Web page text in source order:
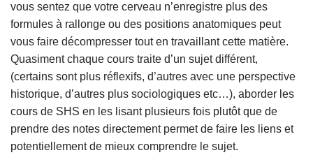
vous sentez que votre cerveau n’enregistre plus des
formules à rallonge ou des positions anatomiques peut
vous faire décompresser tout en travaillant cette matière.
Quasiment chaque cours traite d’un sujet différent,
(certains sont plus réflexifs, d’autres avec une perspective
historique, d’autres plus sociologiques etc…), aborder les
cours de SHS en les lisant plusieurs fois plutôt que de
prendre des notes directement permet de faire les liens et
potentiellement de mieux comprendre le sujet.